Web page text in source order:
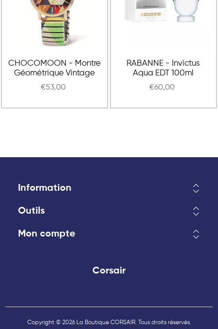
CHOCOMOON - Montre
Géométrique Vintage
€53,00
RABANNE - Invictus
Aqua EDT 100ml
€60,00
Information
Outils
Mon compte
Corsair
Copyright © 2026 La Boutique CORSAIR. Tous droits réservés.